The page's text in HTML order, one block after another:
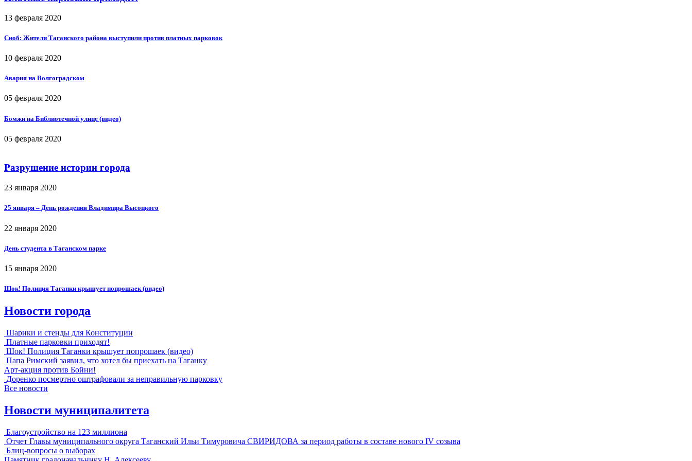
13 февраля 2020
Сноб: Жители Таганского района выступили против платных парковок
10 февраля 2020
Авария на Волгоградском
05 февраля 2020
Бомжи на Библиотечной улице (видео)
05 февраля 2020
Разрушение истории города
23 января 2020
25 января – День рождения Владимира Высоцкого
22 января 2020
День студента в Таганском парке
15 января 2020
Шок! Полиция Таганки крышует попрошаек (видео)
Новости города
Шарики и стенды для Конституции
Платные парковки приходят!
Шок! Полиция Таганки крышует попрошаек (видео)
Папа Римский заявил, что хотел бы приехать на Таганку
Арт-акция против Бойни!
Доренко посмертно оштрафовали за неправильную парковку
Все новости
Новости муниципалитета
Благоустройство на 123 миллиона
Отчет Главы муниципального округа Таганский Ильи Тимуровича СВИРИДОВА за период работы в составе нового IV созыва
Блиц-вопросы о выборах